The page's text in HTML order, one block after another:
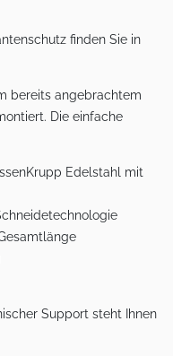
finden Sie in
bereits angebrachtem
Die einfache
Edelstahl mit
Support steht Ihnen